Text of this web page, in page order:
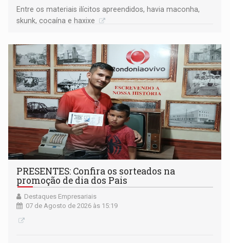
Entre os materiais ilícitos apreendidos, havia maconha,
skunk, cocaína e haxixe
PRESENTES: Confira os sorteados na
promoção de dia dos Pais
Destaques Empresariais
07 de Agosto de 2026 às 15:19